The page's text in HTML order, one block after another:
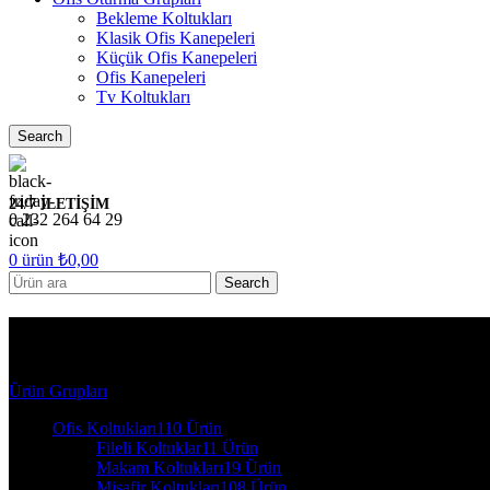
Bekleme Koltukları
Klasik Ofis Kanepeleri
Küçük Ofis Kanepeleri
Ofis Kanepeleri
Tv Koltukları
Search
24/7 İLETİŞİM
0 232 264 64 29
0 ürün ₺0,00
Search
Ürün Grupları
Ofis Koltukları110 Ürün
Fileli Koltuklar11 Ürün
Makam Koltukları19 Ürün